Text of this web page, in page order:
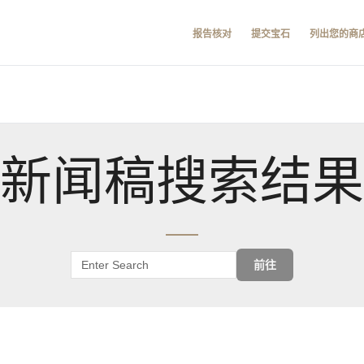
报告核对 提交宝石 列出您的商
新闻稿搜索结果
前往